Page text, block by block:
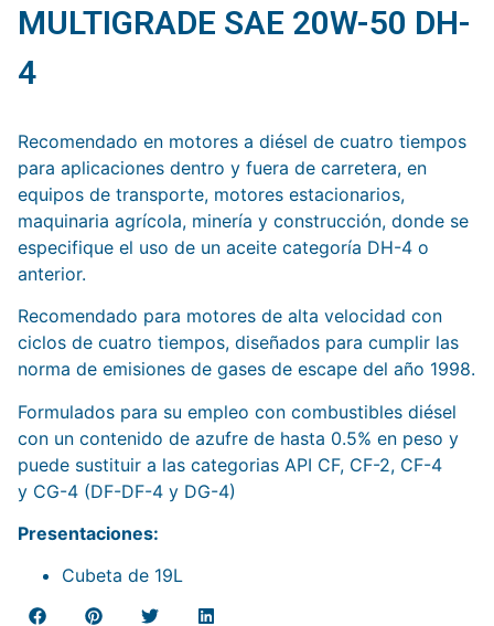
MULTIGRADE SAE 20W-50 DH-
4
Recomendado en motores a diésel de cuatro tiempos
para aplicaciones dentro y fuera de carretera, en
equipos de transporte, motores estacionarios,
maquinaria agrícola, minería y construcción, donde se
especifique el uso de un aceite categoría DH-4 o
anterior.
Recomendado para motores de alta velocidad con
ciclos de cuatro tiempos, diseñados para cumplir las
norma de emisiones de gases de escape del año 1998.
Formulados para su empleo con combustibles diésel
con un contenido de azufre de hasta 0.5% en peso y
puede sustituir a las categorias API CF, CF-2, CF-4
y CG-4 (DF-DF-4 y DG-4)
Presentaciones:
Cubeta de 19L